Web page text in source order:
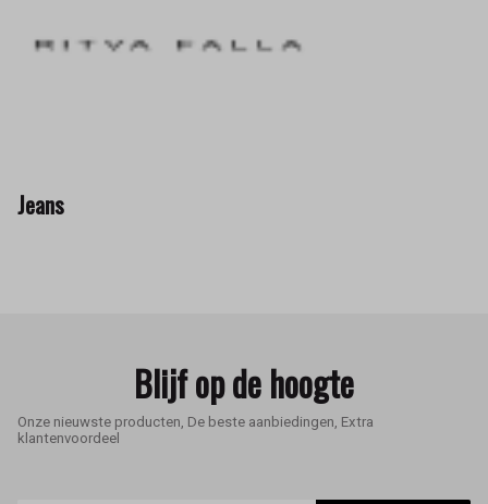
Jeans
Blijf op de hoogte
Onze nieuwste producten, De beste aanbiedingen, Extra
klantenvoordeel